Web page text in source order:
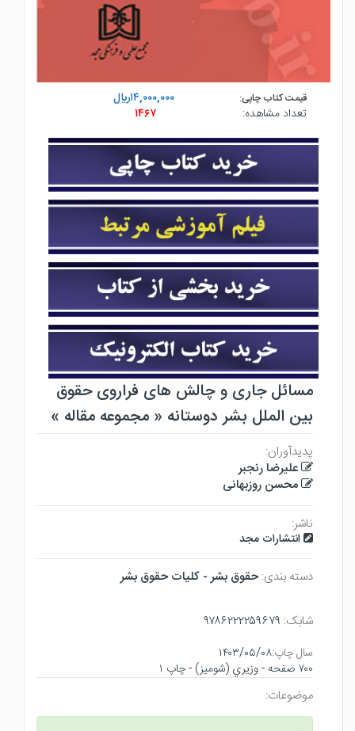
قیمت کتاب چاپی:
۱۴,۰۰۰,۰۰۰ريال
تعداد مشاهده:
۱۴۶۷
مسائل جاری و چالش های فراروی حقوق
بین الملل بشر دوستانه « مجموعه مقاله »
پدیدآوران:
علیرضا رنجبر
محسن روزبهانی
ناشر:
انتشارات مجد
دسته بندی: حقوق بشر - كليات حقوق بشر
شابک: ۹۷۸۶۲۲۲۲۵۹۶۷۹
سال چاپ:۱۴۰۳/۰۵/۰۸
۷۰۰ صفحه - وزيري (شوميز) - چاپ ۱
موضوعات: